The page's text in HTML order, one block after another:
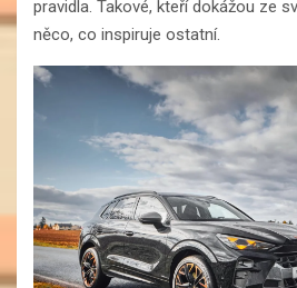
pravidla. Takové, kteří dokážou ze
něco, co inspiruje ostatní.